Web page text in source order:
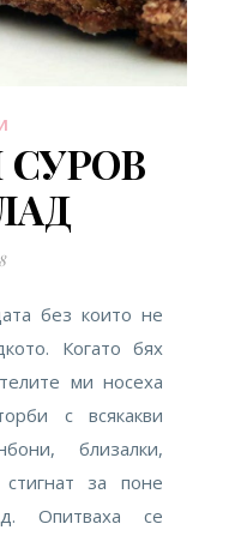
без които не
Когато бях
ми носеха
с всякакви
близалки,
за поне
Опитваха се